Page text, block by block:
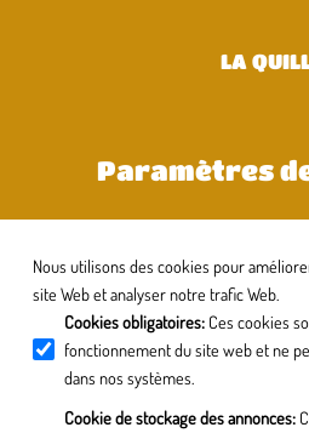
LA
Paramètres
Nous utilisons des cookies pour
site Web et analyser notre trafic Web.
Cookies obligatoires: Ces cookies
fonctionnement du site web et ne
dans nos systèmes.
Cookie de stockage des annonces: